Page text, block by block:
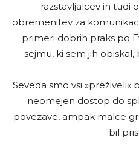
razstavljalcev in tudi
obremenitev za
primeri dobrih praks po
sejmu, ki sem jih obiskal,
Seveda smo vsi »preživeli«
neomejen dostop do
povezave, ampak malce
bil